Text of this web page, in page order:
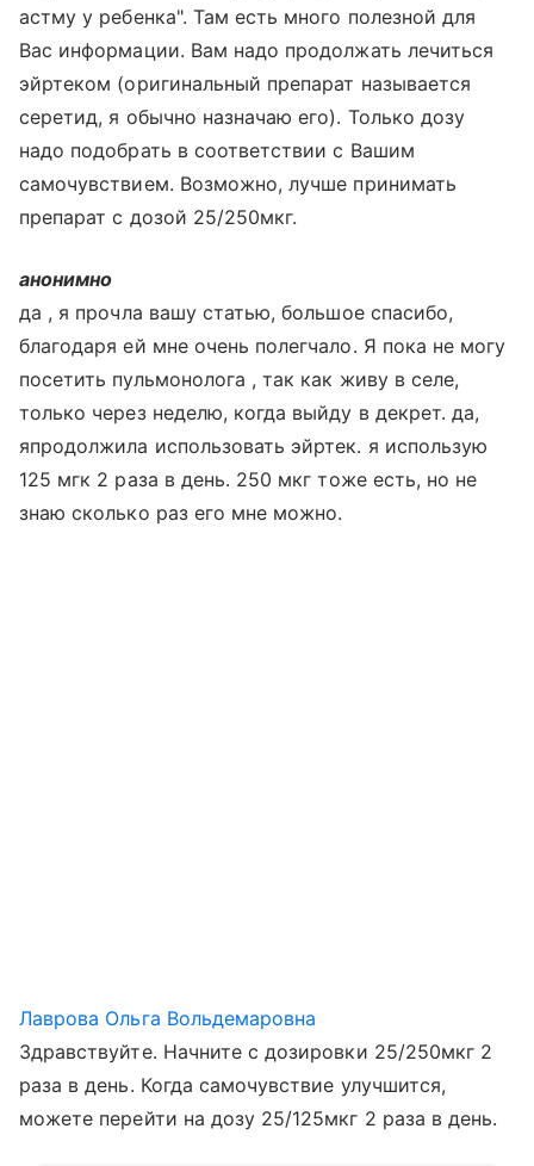
астму у ребенка". Там есть много полезной для
Вас информации. Вам надо продолжать лечиться
эйртеком (оригинальный препарат называется
серетид, я обычно назначаю его). Только дозу
надо подобрать в соответствии с Вашим
самочувствием. Возможно, лучше принимать
препарат с дозой 25/250мкг.
анонимно
да , я прочла вашу статью, большое спасибо,
благодаря ей мне очень полегчало. Я пока не могу
посетить пульмонолога , так как живу в селе,
только через неделю, когда выйду в декрет. да,
япродолжила использовать эйртек. я использую
125 мгк 2 раза в день. 250 мкг тоже есть, но не
знаю сколько раз его мне можно.
Лаврова Ольга Вольдемаровна
Здравствуйте. Начните с дозировки 25/250мкг 2
раза в день. Когда самочувствие улучшится,
можете перейти на дозу 25/125мкг 2 раза в день.